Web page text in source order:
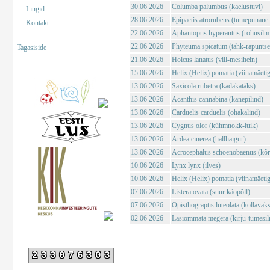
Lingid
Kontakt
Tagasiside
233076303
30.06 2026
Columba palumbus (kaelustuvi)
28.06 2026
Epipactis atrorubens
22.06 2026
Aphantopus hyperantus
22.06 2026
Phyteuma spicatum (tähk-
21.06 2026
Holcus lanatus (vill-mesihein)
15.06 2026
Helix (Helix) pomatia
13.06 2026
Saxicola rubetra (kadakatäks)
13.06 2026
Acanthis cannabina (kanepilind)
13.06 2026
Carduelis carduelis (ohakalind)
13.06 2026
Cygnus olor (kühmnokk-luik)
13.06 2026
Ardea cinerea (hallhaigur)
13.06 2026
Acrocephalus schoenobaenus
10.06 2026
Lynx lynx (ilves)
10.06 2026
Helix (Helix) pomatia
07.06 2026
Listera ovata (suur käopõll)
07.06 2026
Opisthograptis luteolata
02.06 2026
Lasiommata megera (kirju-